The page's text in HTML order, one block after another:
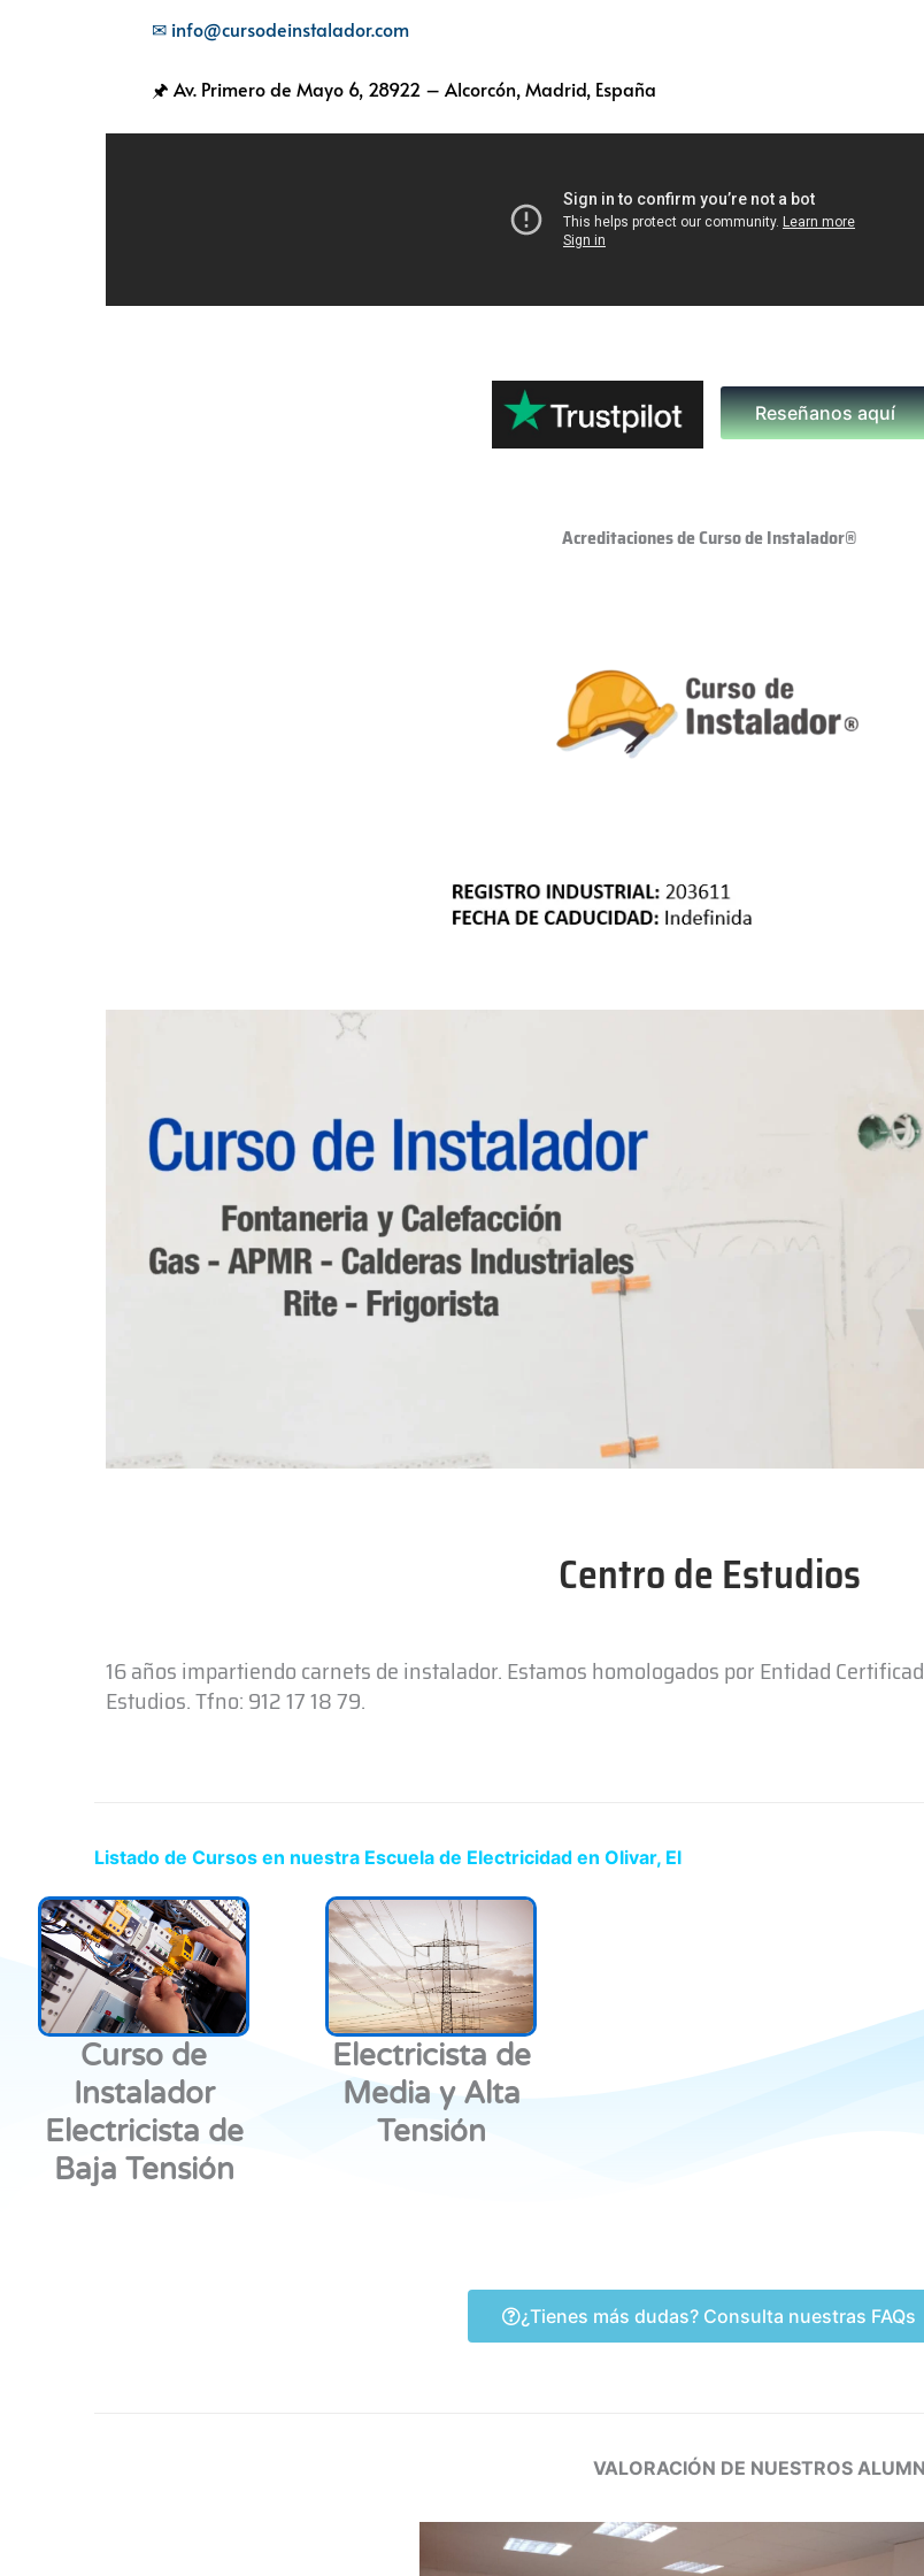
✉ info@cursodeinstalador.com
🖈 Av. Primero de Mayo 6, 28922 – Alcorcón, Madrid, España
Reseñanos aquí
Acreditaciones de Curso de Instalador®
Centro de Estudios
16 años impartiendo carnets de instalador. Estamos homologados por Entidad
Estudios. Tfno: 912 17 18 79.
Listado de Cursos en nuestra Escuela de Electricidad en Olivar, El
Curso de
Instalador
Electricista de
Baja Tensión
Electricista de
Media y Alta
Tensión
¿Tienes más dudas? Consulta nuestras FAQs
VALORACIÓN DE NUESTROS